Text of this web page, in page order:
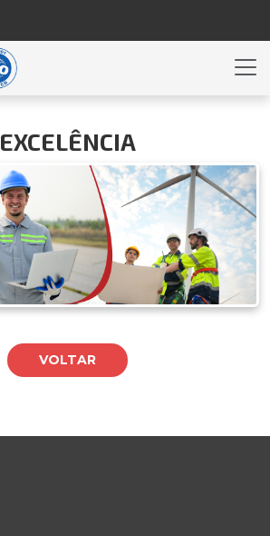
EXCELÊNCIA
VOLTAR